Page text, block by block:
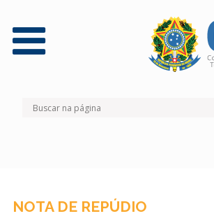
NOTA DE REPÚDIO